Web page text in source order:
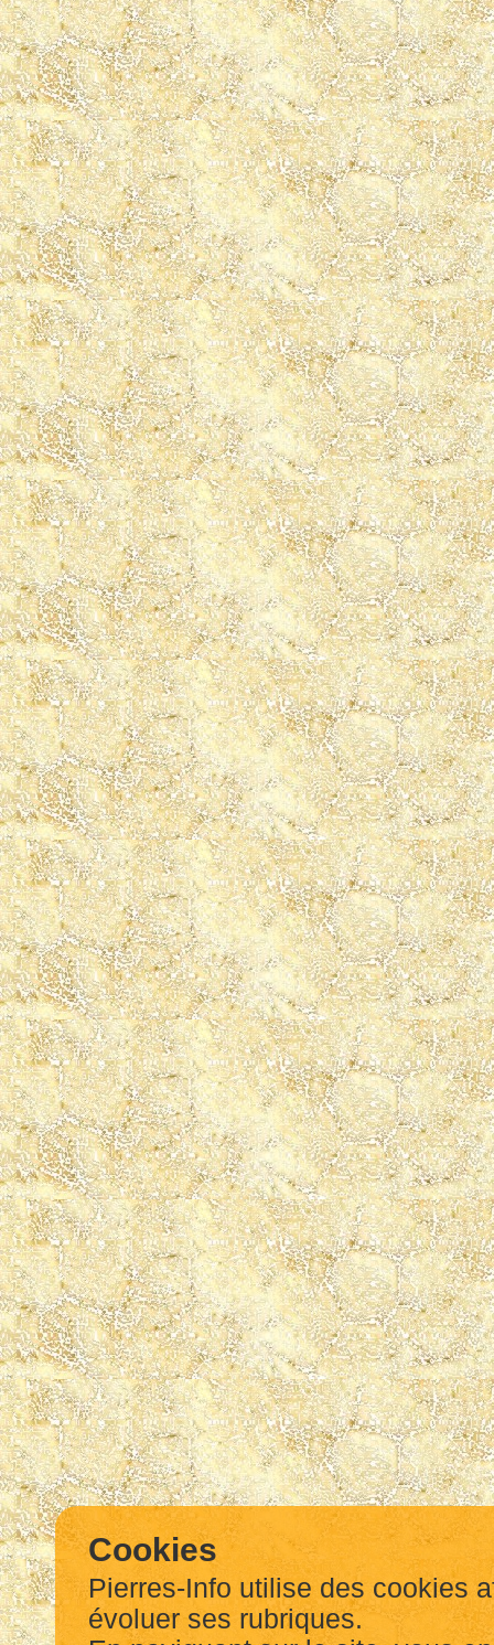
Cookies
Pierres-Info utilise des cookies
évoluer ses rubriques.